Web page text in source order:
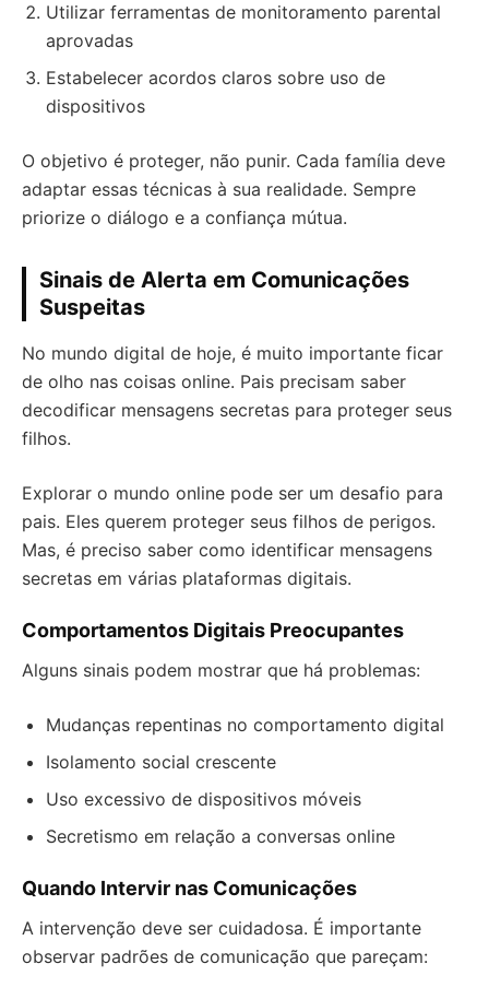
Utilizar ferramentas de monitoramento parental
aprovadas
Estabelecer acordos claros sobre uso de
dispositivos
O objetivo é proteger, não punir. Cada família deve
adaptar essas técnicas à sua realidade. Sempre
priorize o diálogo e a confiança mútua.
Sinais de Alerta em Comunicações
Suspeitas
No mundo digital de hoje, é muito importante ficar
de olho nas coisas online. Pais precisam saber
decodificar mensagens secretas para proteger seus
filhos.
Explorar o mundo online pode ser um desafio para
pais. Eles querem proteger seus filhos de perigos.
Mas, é preciso saber como identificar mensagens
secretas em várias plataformas digitais.
Comportamentos Digitais Preocupantes
Alguns sinais podem mostrar que há problemas:
Mudanças repentinas no comportamento digital
Isolamento social crescente
Uso excessivo de dispositivos móveis
Secretismo em relação a conversas online
Quando Intervir nas Comunicações
A intervenção deve ser cuidadosa. É importante
observar padrões de comunicação que pareçam: